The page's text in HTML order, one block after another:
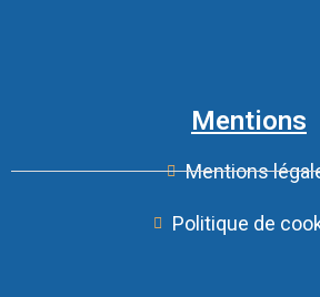
Mentions
Mentions
Politique de